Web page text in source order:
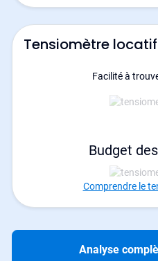
Tensiomètre locatif
Facilité à
Budget
Comprendre le
Analyse